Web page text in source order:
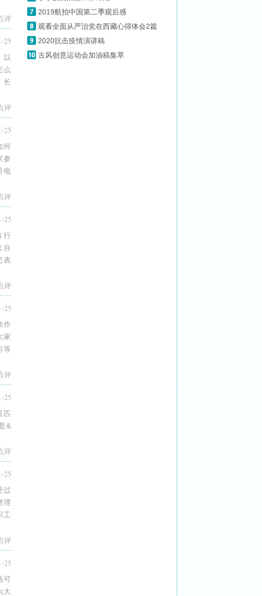
评
25
以
么
长
评
25
何
参
电
评
25
行
台
表
评
25
作
家
等
评
25
匹
&
评
25
过
理
工
评
25
可
大
2019航拍中国第二季观后感
观看全面从严治党在西藏心得体会2篇
2020抗击疫情演讲稿
古风创意运动会加油稿集萃